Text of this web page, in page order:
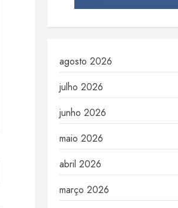
agosto 2026
julho 2026
junho 2026
maio 2026
abril 2026
março 2026